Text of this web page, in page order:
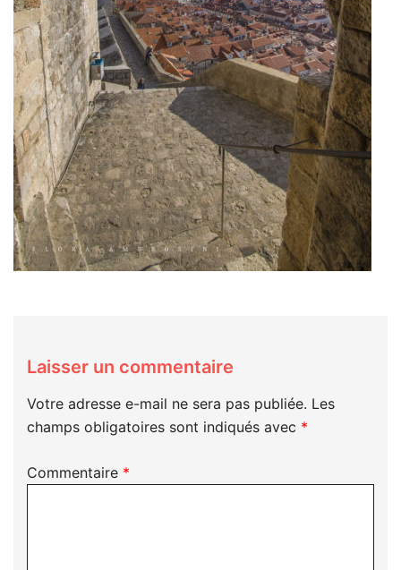
Laisser un commentaire
Votre adresse e-mail ne sera pas publiée. Les
champs obligatoires sont indiqués avec *
Commentaire *